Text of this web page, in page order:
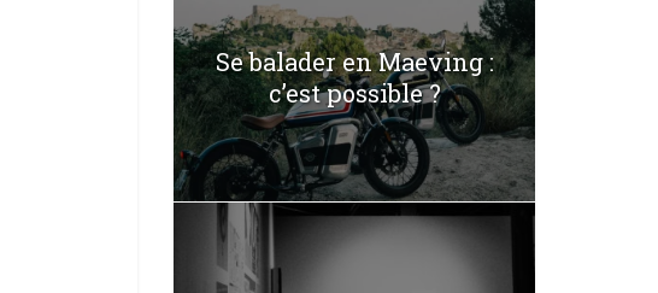
Se balader en Maeving :
c’est possible ?